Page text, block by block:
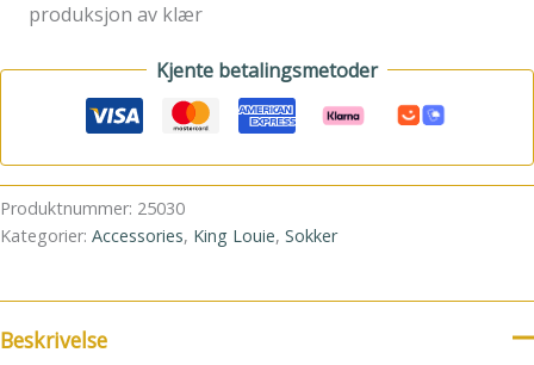
produksjon av klær
Kjente betalingsmetoder
Produktnummer: 25030
Kategorier: Accessories, King Louie, Sokker
Beskrivelse